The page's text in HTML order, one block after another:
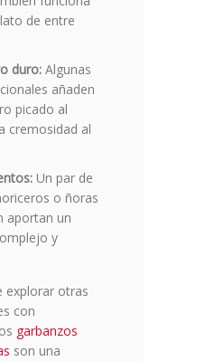
de entre
duro: Algunas
añaden
picado al
cremosidad al
Un par de
o ñoras
aportan un
y
explorar otras
con
garbanzos
son una